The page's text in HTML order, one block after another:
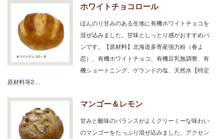
ホワイトチョコロール
ほんのり甘みのある生地に有機ホワイトチョコを
混ぜ込みました。甘味としっとり感がおすすめパ
ンです。【原材料】北海道多寄産強力粉（春よ
恋）、有機ホワイトチョコ、有機豆乳無調整、有
機ショートニング、ゲランドの塩、天然水【特定
原材料等2…
マンゴー＆レモン
甘みと酸味のバランスがよくクリーミーな味わい
のマンゴーをたっぷり混ぜ込みました。アクセン